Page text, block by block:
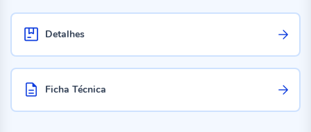
Detalhes
Ficha Técnica